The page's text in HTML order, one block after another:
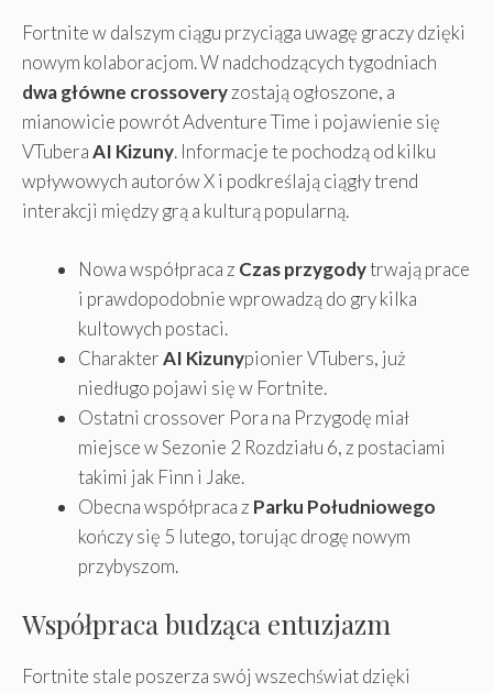
Fortnite w dalszym ciągu przyciąga uwagę graczy dzięki
nowym kolaboracjom. W nadchodzących tygodniach
dwa główne crossoveryzostają ogłoszone, a
mianowicie powrót Adventure Time i pojawienie się
VTuberaAI Kizuny. Informacje te pochodzą od kilku
wpływowych autorów X i podkreślają ciągły trend
interakcji między grą a kulturą popularną.
Nowa współpraca z Czas przygodytrwają prace
i prawdopodobnie wprowadzą do gry kilka
kultowych postaci.
CharakterAI Kizunypionier VTubers, już
niedługo pojawi się w Fortnite.
Ostatni crossover Pora na Przygodę miał
miejsce w Sezonie 2 Rozdziału 6, z postaciami
takimi jak Finn i Jake.
Obecna współpraca z Parku Południowego
kończy się 5 lutego, torując drogę nowym
przybyszom.
Współpraca budząca entuzjazm
Fortnite stale poszerza swój wszechświat dzięki